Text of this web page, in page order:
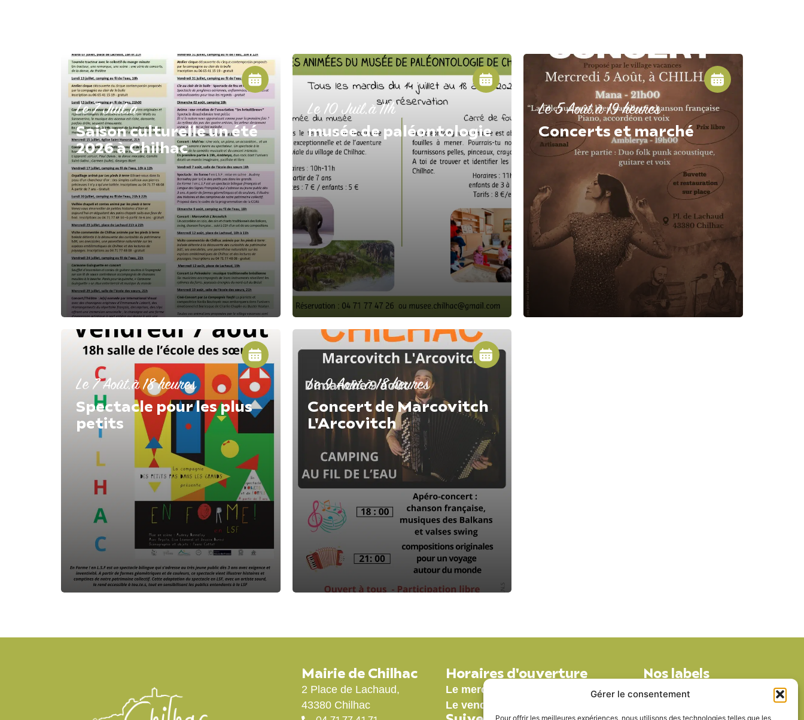
Gérer le consentement
Pour offrir les meilleures expériences, nous utilisons des technologies telles que les
Le 7 Juil.à
Saison culturelle un été
2026 à Chilhac
Le 10 Juil.à 11h
musée de paléontologie
Le 5 Août.à 19 heures
Concerts et marché
Le 7 Août.à 18 heures
Spectacle pour les plus
petits
Le 9 Août.à 18 heures
Concert de Marcovitch
L'Arcovitch
Mairie de Chilhac
2 Place de Lachaud,
43380 Chilhac
Horaires d'ouverture
Le mercredi de 14h à 17h
Le vendredi de 9h à 15h30
Nos labels